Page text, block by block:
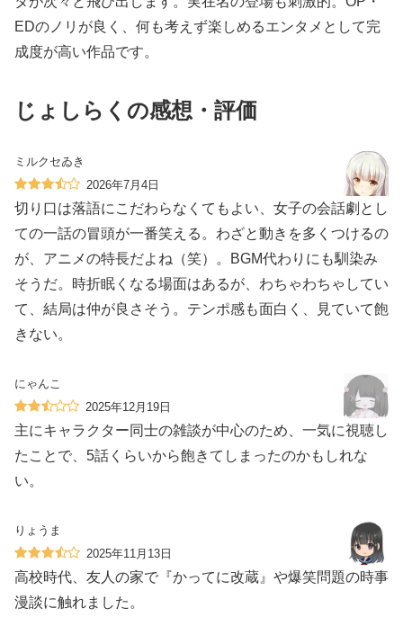
EDのノリが良く、何も考えず楽しめるエンタメとして完
成度が高い作品です。
じょしらくの感想・評価
ミルクセゐき
2026年7月4日
切り口は落語にこだわらなくてもよい、女子の会話劇とし
ての一話の冒頭が一番笑える。わざと動きを多くつけるの
が、アニメの特長だよね（笑）。BGM代わりにも馴染み
そうだ。時折眠くなる場面はあるが、わちゃわちゃしてい
て、結局は仲が良さそう。テンポ感も面白く、見ていて飽
きない。
にゃんこ
2025年12月19日
主にキャラクター同士の雑談が中心のため、一気に視聴し
たことで、5話くらいから飽きてしまったのかもしれな
い。
りょうま
2025年11月13日
高校時代、友人の家で『かってに改蔵』や爆笑問題の時事
漫談に触れました。